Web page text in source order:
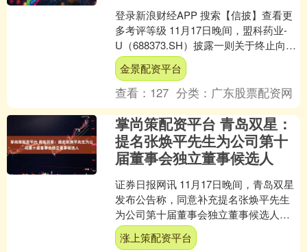
登录新浪财经APP 搜索【信披】查看更
多考评等级 11月17日晚间，盟科药业-
U（688373.SH）披露一则关于终止向特
定对象发行股票事项的公告。经11月
15....
金景配资平台
查看： 127 分类： 广东股票配资网
掌尚策配资平台 青岛双星：
提名张焕平先生为公司第十
届董事会独立董事候选人
证券日报网讯 11月17日晚间，青岛双星
发布公告称，同意补充提名张焕平先生
为公司第十届董事会独立董事候选人。
海量资讯、精准解读，尽在新浪财经
APP....
涨上策配资平台